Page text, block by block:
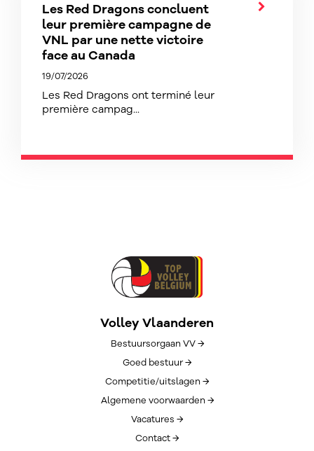
Les Red Dragons concluent
leur première campagne de
VNL par une nette victoire
face au Canada
19/07/2026
Les Red Dragons ont terminé leur
première campag...
Volley Vlaanderen
Bestuursorgaan VV →
Goed bestuur →
Competitie/uitslagen →
Algemene voorwaarden →
Vacatures →
Contact →